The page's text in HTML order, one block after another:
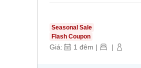
Seasonal Sale
Flash Coupon
Giá: 1 đêm | |